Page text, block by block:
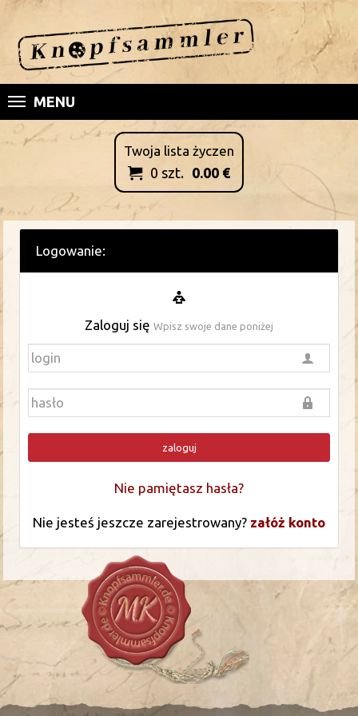
MENU
Twoja lista życzen
 0 szt. 0.00 €
Logowanie:
Zaloguj się Wpisz swoje dane poniżej
zaloguj
Nie pamiętasz hasła?
Nie jesteś jeszcze zarejestrowany? załóż konto